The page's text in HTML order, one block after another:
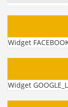
Widget
Widget